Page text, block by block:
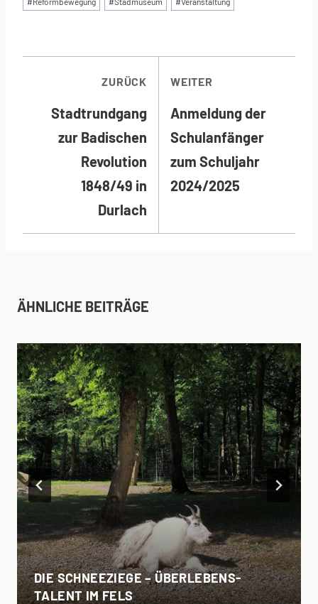
ZURÜCK
Stadtrundgang
zur Badischen
Revolution
1848/49 in
Durlach
WEITER
Anmeldung der
Schulanfänger
zum Schuljahr
2024/2025
ÄHNLICHE BEITRÄGE
DIE SCHNEEZIEGE – ÜBERLEBENS-
TALENT IM FELS